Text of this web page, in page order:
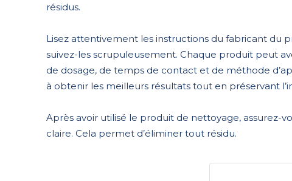
résidus.
Lisez attentivement les instructions du fabricant du
suivez-les scrupuleusement. Chaque produit peut
de dosage, de temps de contact et de méthode
à obtenir les meilleurs résultats tout en préservant
Après avoir utilisé le produit de nettoyage, assurez-
claire. Cela permet d’éliminer tout résidu.